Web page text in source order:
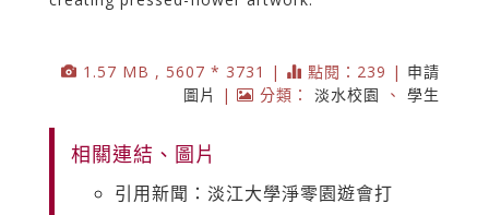
1.57 MB , 5607 * 3731 | 點閱：239 | 申請
圖片
| 分類： 淡水校園 、 學生
相關連結、圖片
引用新聞：淡江大學淨零園遊會打